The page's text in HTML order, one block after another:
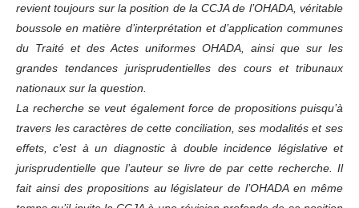
revient toujours sur la position de la CCJA de l’OHADA, véritable
boussole en matière d’interprétation et d’application communes
du Traité et des Actes uniformes OHADA, ainsi que sur les
grandes tendances jurisprudentielles des cours et tribunaux
nationaux sur la question.
La recherche se veut également force de propositions puisqu’à
travers les caractères de cette conciliation, ses modalités et ses
effets, c’est à un diagnostic à double incidence législative et
jurisprudentielle que l’auteur se livre de par cette recherche. Il
fait ainsi des propositions au législateur de l’OHADA en même